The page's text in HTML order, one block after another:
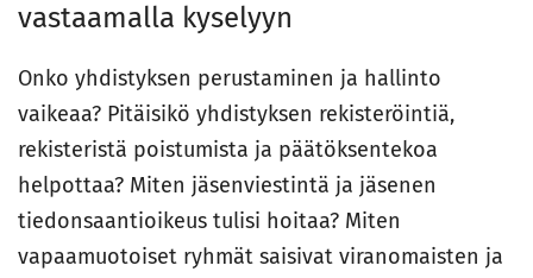
vastaamalla kyselyyn
Onko yhdistyksen perustaminen ja hallinto
vaikeaa? Pitäisikö yhdistyksen rekisteröintiä,
rekisteristä poistumista ja päätöksentekoa
helpottaa? Miten jäsenviestintä ja jäsenen
tiedonsaantioikeus tulisi hoitaa? Miten
vapaamuotoiset ryhmät saisivat viranomaisten ja